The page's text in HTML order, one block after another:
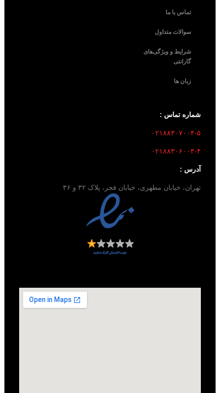
تماس با ما
سوالات متداول
شرایط و ویژگی‌های
گارانتی
زبان ها
شماره تماس :
۰۲۱۸۸۳۰۷۰۰۴-۵
۰۲۱۸۸۳۰۶۰۰۳-۴
آدرس :
تهران، خیابان مطهری، خیابان فجر، پلاک ۳۲ و ۳۶